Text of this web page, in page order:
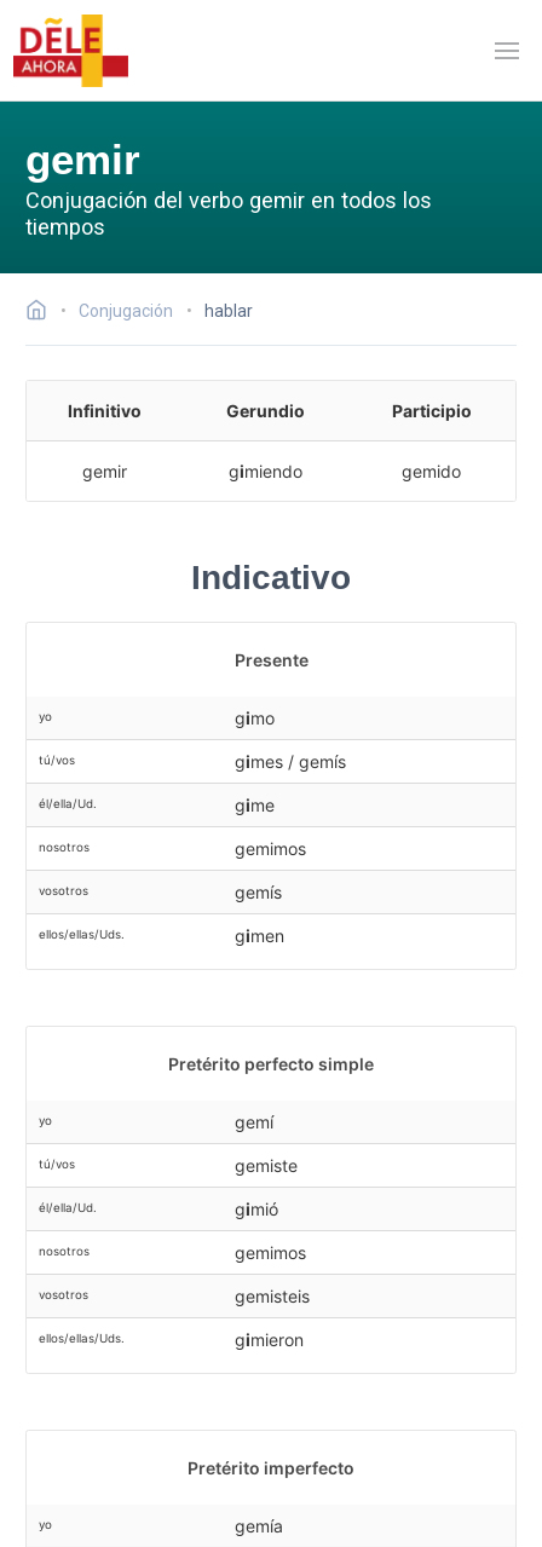
gemir
Conjugación del verbo gemir en todos los
tiempos
Conjugación hablar
Infinitivo Gerundio Participio
gemir gimiendo gemido
Indicativo
Presente
yo gimo
tú/vos gimes / gemís
él/ella/Ud. gime
nosotros gemimos
vosotros gemís
ellos/ellas/Uds. gimen
Pretérito perfecto simple
yo gemí
tú/vos gemiste
él/ella/Ud. gimió
nosotros gemimos
vosotros gemisteis
ellos/ellas/Uds. gimieron
Pretérito imperfecto
yo gemía